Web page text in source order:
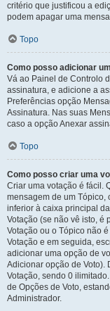
critério que justificou a
podem apagar uma
Topo
Como posso adicionar
Vá ao Painel de Controlo
assinatura, e adicione a
Preferências opção
Assinatura. Nas suas
caso a opção Anexar
Topo
Como posso criar uma
Criar uma votação é fácil.
mensagem de um Tópico,
inferior à caixa principal
Votação (se não vê isto, é
Votação ou o Tópico não
Votação e em seguida,
adicionar uma opção de
Adicionar opção de Voto).
Votação, sendo 0
de Opções de Voto,
Administrador.